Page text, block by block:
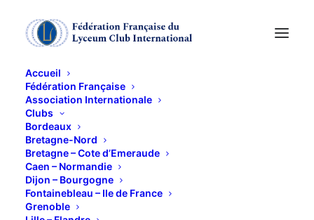
Accueil
Fédération Française
Association Internationale
Clubs
Bordeaux
Bretagne-Nord
Bretagne – Cote d’Emeraude
Caen – Normandie
Dijon – Bourgogne
Fontainebleau – Ile de France
Grenoble
Journée avec le club
de Lyon